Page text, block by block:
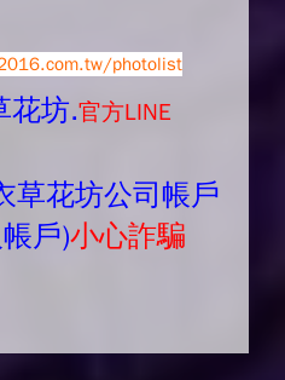
photolist
花坊.官方LINE
草花坊公司帳戶
戶)小心詐騙